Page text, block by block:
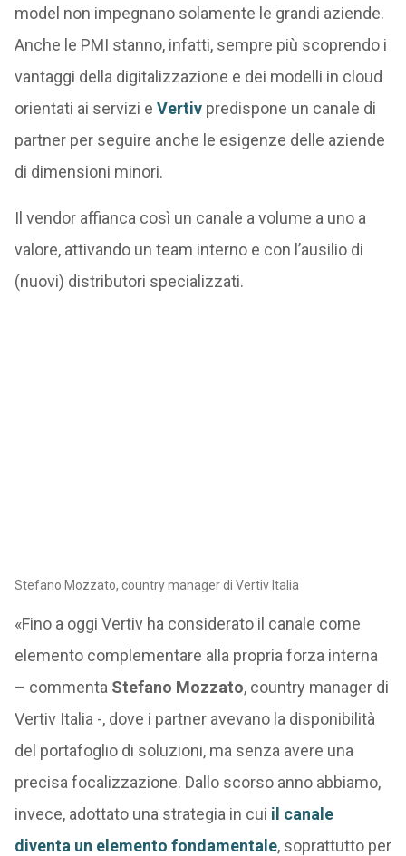
model non impegnano solamente le grandi aziende.
Anche le PMI stanno, infatti, sempre più scoprendo i
vantaggi della digitalizzazione e dei modelli in cloud
orientati ai servizi e Vertivpredispone un canale di
partner per seguire anche le esigenze delle aziende
di dimensioni minori.
Il vendor affianca così un canale a volume a uno a
valore, attivando un team interno e con l’ausilio di
(nuovi) distributori specializzati.
Stefano Mozzato, country manager di Vertiv Italia
«Fino a oggi Vertiv ha considerato il canale come
elemento complementare alla propria forza interna
– commenta Stefano Mozzato, country manager di
Vertiv Italia -, dove i partner avevano la disponibilità
del portafoglio di soluzioni, ma senza avere una
precisa focalizzazione. Dallo scorso anno abbiamo,
invece, adottato una strategia in cui il canale
diventa un elemento fondamentale, soprattutto per